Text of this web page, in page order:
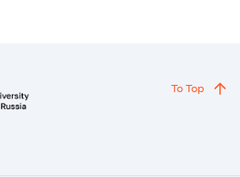
To Top